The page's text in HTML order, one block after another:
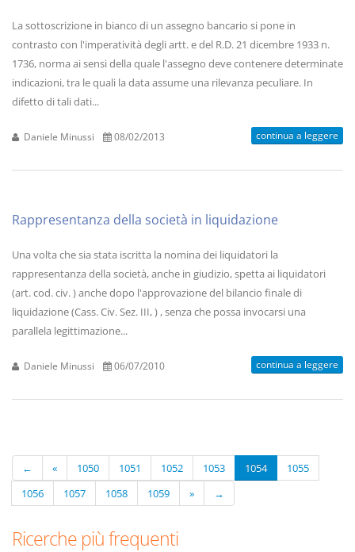
La sottoscrizione in bianco di un assegno bancario si pone in
contrasto con l'imperatività degli artt. e del R.D. 21 dicembre 1933 n.
1736, norma ai sensi della quale l'assegno deve contenere determinate
indicazioni, tra le quali la data assume una rilevanza peculiare. In
difetto di tali dati...
Daniele Minussi 08/02/2013 continua a leggere
Rappresentanza della società in liquidazione
Una volta che sia stata iscritta la nomina dei liquidatori la
rappresentanza della società, anche in giudizio, spetta ai liquidatori
(art. cod. civ. ) anche dopo l'approvazione del bilancio finale di
liquidazione (Cass. Civ. Sez. III, ) , senza che possa invocarsi una
parallela legittimazione...
Daniele Minussi 06/07/2010 continua a leggere
← « 1050 1051 1052 1053 1054
1055
1056
1057 1058 1059 » →
Ricerche più frequenti